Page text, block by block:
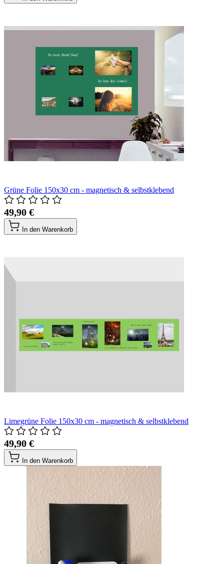
Grüne Folie 150x30 cm - magnetisch & selbstklebend
49,90 €
In den Warenkorb
Limegrüne Folie 150x30 cm - magnetisch & selbstklebend
49,90 €
In den Warenkorb